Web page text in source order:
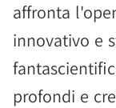
affronta
innovativo e
profondi e